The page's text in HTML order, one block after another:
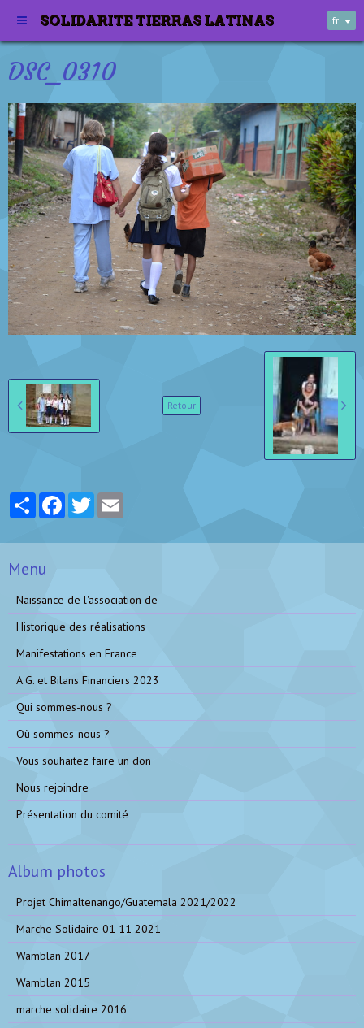
SOLIDARITE TIERRAS LATINAS fr
DSC_0310
Retour
PartagerFacebookTwitter
Menu
Naissance de l'association de
Historique des réalisations
Manifestations en France
A.G. et Bilans Financiers 2023
Qui sommes-nous ?
Où sommes-nous ?
Vous souhaitez faire un don
Nous rejoindre
Présentation du comité
Album photos
Projet Chimaltenango/Guatemala 2021/2022
Marche Solidaire 01 11 2021
Wamblan 2017
Wamblan 2015
marche solidaire 2016